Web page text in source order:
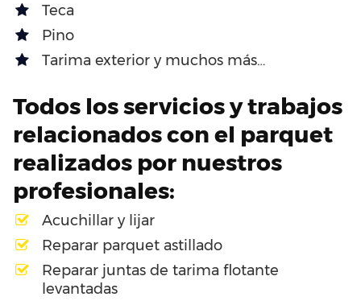
Teca
Pino
Tarima exterior y muchos más…
Todos los servicios y trabajos
relacionados con el parquet
realizados por nuestros
profesionales:
Acuchillar y lijar
Reparar parquet astillado
Reparar juntas de tarima flotante
levantadas